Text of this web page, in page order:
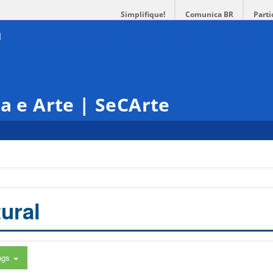
Simplifique! Comunica BR
e Arte | SeCArte